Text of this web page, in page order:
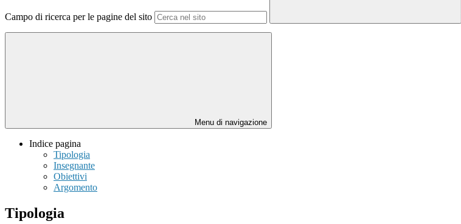
Campo di ricerca per le pagine del sito
Menu di navigazione
Indice pagina
Tipologia
Insegnante
Obiettivi
Argomento
Tipologia